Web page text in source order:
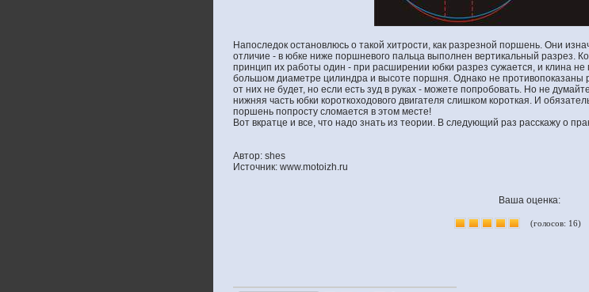
Напоследок остановлюсь о такой хитрости, как разрезной поршень. Они
отличие - в юбке ниже поршневого пальца выполнен вертикальный разрез.
принцип их работы один - при расширении юбки разрез сужается, и клина
большом диаметре цилиндра и высоте поршня. Однако не
от них не будет, но если есть зуд в руках - можете попробовать. Но не
нижняя часть юбки короткоходового двигателя слишком короткая. И
поршень попросту сломается в этом месте!
Вот вкратце и все, что надо знать из теории. В следующий раз расскажу о
Автор: shes
Источник: www.motoizh.ru
Ваша оценка:
(голосов: 16)